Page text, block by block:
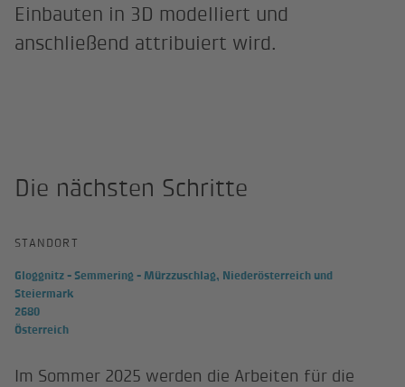
Einbauten in 3D modelliert und
anschließend attribuiert wird.
Die nächsten Schritte
STANDORT
Gloggnitz - Semmering - Mürzzuschlag, Niederösterreich und
Steiermark
2680
Österreich
Im Sommer 2025 werden die Arbeiten für die